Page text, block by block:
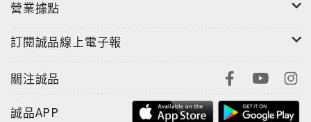
營業據點
訂閱誠品線上電子報
關注誠品
誠品APP